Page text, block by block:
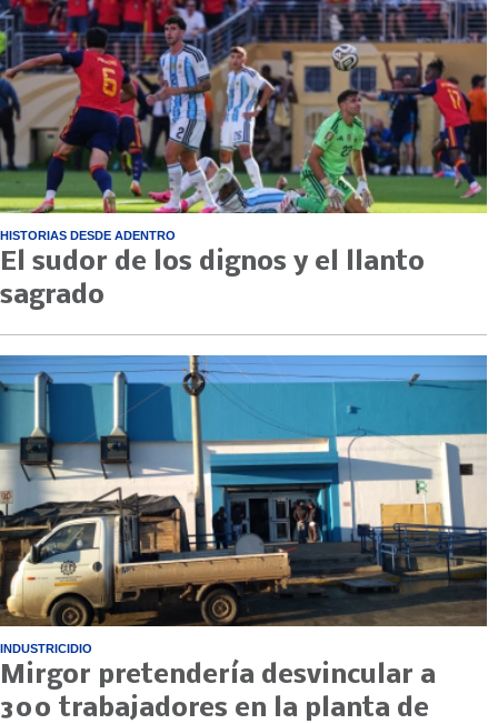
HISTORIAS DESDE ADENTRO
El sudor de los dignos y el llanto
sagrado
INDUSTRICIDIO
Mirgor pretendería desvincular a
300 trabajadores en la planta de